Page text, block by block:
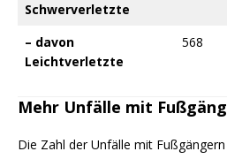
Schwerverletzte
– davon
Leichtverletzte
568
Mehr Unfälle mit
Die Zahl der Unfälle mit